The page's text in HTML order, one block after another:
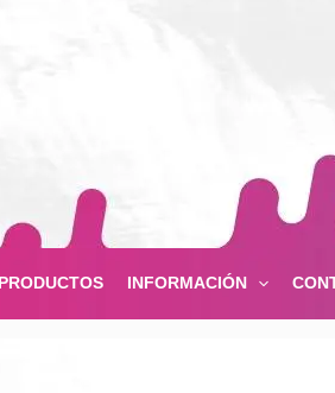
PRODUCTOS INFORMACIÓN